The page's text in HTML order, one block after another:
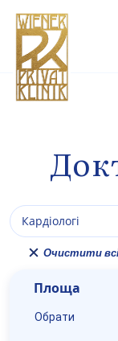
Площа
Очистити